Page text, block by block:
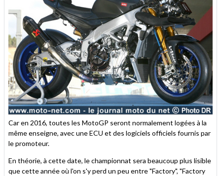
Car en 2016, toutes les MotoGP seront normalement logées à la
même enseigne, avec une ECU et des logiciels officiels fournis par
le promoteur.
En théorie, à cette date, le championnat sera beaucoup plus lisible
que cette année où l'on s'y perd un peu entre "Factory", "Factory